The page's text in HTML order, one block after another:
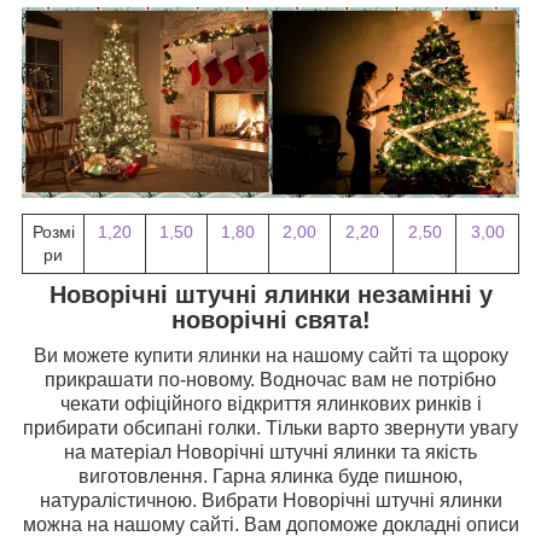
Розмі
ри
1,20 1,50 1,80 2,00 2,20 2,50 3,00
Новорічні штучні ялинки незамінні у
новорічні свята!
Ви можете купити ялинки на нашому сайті та щороку
прикрашати по-новому. Водночас вам не потрібно
чекати офіційного відкриття ялинкових ринків і
прибирати обсипані голки. Тільки варто звернути увагу
на матеріал Новорічні штучні ялинки та якість
виготовлення. Гарна ялинка буде пишною,
натуралістичною. Вибрати Новорічні штучні ялинки
можна на нашому сайті. Вам допоможе докладні описи